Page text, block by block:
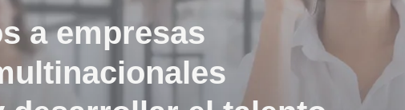
a empresas